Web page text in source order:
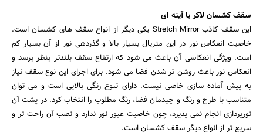
سقف کشسان لاکر یا آینه ای
این سقف کاذب Stretch Mirror یکی دیگر از انواع سقف های کشسان است.
خاصیت انعکاس نور در این متریال بسیار بالا و گذردهی نور از آن بسیار کم
است. ویژگی انعکاسی آن باعث می شود که ارتفاع سقف بلندتر بنظر برسد و
انعکاس نور باعث روشن تر شدن فضا می شود. برای اجرای این نوع سقف نیاز
به پیش آماده سازی خاصی نیست. دارای تنوع رنگی بالایی است و می توان
متناسب با طرح و رنگ و چیدمان فضا، رنگ مطلوب را انتخاب کرد. در پشت آن
نورپردازی انجام نمی پذیرد، چون خاصیت عبور نور ندارد و نصب آن راحت تر و
سریع تر از انواع دیگر سقف کشسان است.